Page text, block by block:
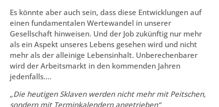
Es könnte aber auch sein, dass diese Entwicklungen auf
einen fundamentalen Wertewandel in unserer
Gesellschaft hinweisen. Und der Job zukünftig nur mehr
als ein Aspekt unseres Lebens gesehen wird und nicht
mehr als der alleinige Lebensinhalt. Unberechenbarer
wird der Arbeitsmarkt in den kommenden Jahren
jedenfalls….
„Die heutigen Sklaven werden nicht mehr mit Peitschen,
sondern mit Terminkalendern angetrieben“